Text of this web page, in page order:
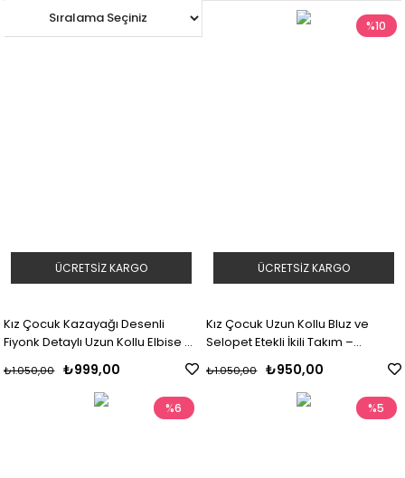
Kız Çocuk Kazayağı Desenli
Fiyonk Detaylı Uzun Kollu Elbise –
₺999,00
₺1.050,00
ÜCRETSIZ KARGO
Kız Çocuk Uzun Kollu Bluz ve
Selopet Etekli İkili Takım –
Kombin
₺950,00
₺1.050,00
%10
ÜCRETSIZ KARGO
%6 %5